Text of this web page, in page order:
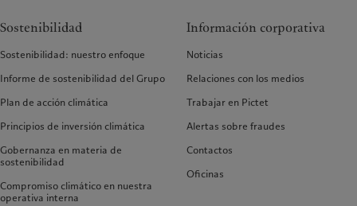
Sostenibilidad
Sostenibilidad: nuestro enfoque
Informe de sostenibilidad del Grupo
Plan de acción climática
Principios de inversión climática
Gobernanza en materia de
sostenibilidad
Compromiso climático en nuestra
operativa interna
Información corporativa
Noticias
Relaciones con los medios
Trabajar en Pictet
Alertas sobre fraudes
Contactos
Oficinas